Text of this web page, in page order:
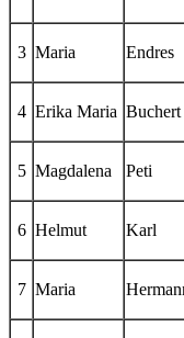
3 Maria Endres
4 Erika Maria Buchert
5 Magdalena Peti
6 Helmut Karl
7 Maria